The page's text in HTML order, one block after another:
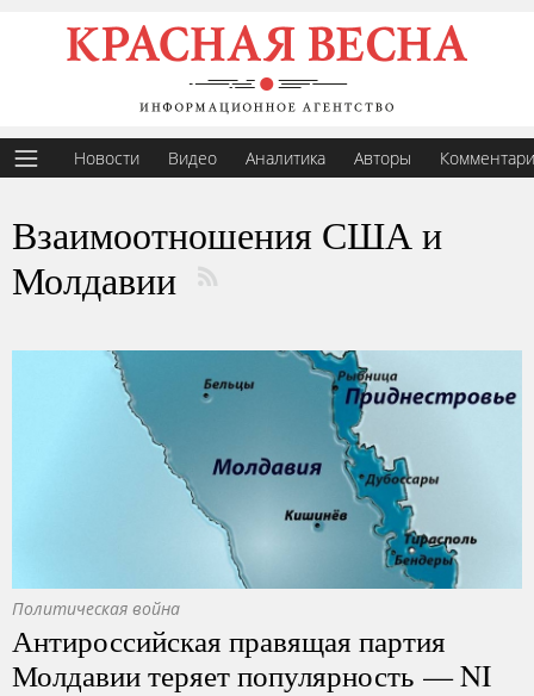
Новости Видео Аналитика Авторы
Взаимоотношения США и
Молдавии
Политическая война
Антироссийская правящая партия
Молдавии теряет популярность — NI